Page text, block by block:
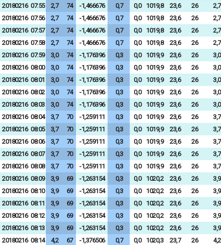
20180216 07:55 2,7 74 -1,466676 0,7 0,0 1019,8 23,6 26
2,7
20180216 07:56 2,7 74 -1,466676 0,7 0,0 1019,8 23,6 26
2,7
20180216 07:57 2,7 74 -1,466676 0,7 0,0 1019,8 23,6 26
2,7
20180216 07:58 2,7 74 -1,466676 0,7 0,0 1019,8 23,6 26
2,7
20180216 07:59 3,0 74 -1,176396 0,3 0,0 1019,9 23,6 26
3,0
20180216 08:00 3,0 74 -1,176396 0,3 0,0 1019,9 23,6 26
3,0
20180216 08:01 3,0 74 -1,176396 0,3 0,0 1019,9 23,6 26
3,0
20180216 08:02 3,0 74 -1,176396 0,3 0,0 1019,9 23,6 26
3,0
20180216 08:03 3,0 74 -1,176396 0,3 0,0 1019,9 23,6 26
3,0
20180216 08:04 3,7 70 -1,259111 0,3 0,0 1019,9 23,6 26
3,7
20180216 08:05 3,7 70 -1,259111 0,3 0,0 1019,9 23,6 26
3,7
20180216 08:06 3,7 70 -1,259111 0,3 0,0 1019,9 23,6 26
3,7
20180216 08:07 3,7 70 -1,259111 0,3 0,0 1019,9 23,6 26
3,7
20180216 08:08 3,7 70 -1,259111 0,3 0,0 1019,9 23,6 26
3,7
20180216 08:09 3,9 69 -1,263154 0,3 0,0 1020,2 23,6 26
3,9
20180216 08:10 3,9 69 -1,263154 0,3 0,0 1020,2 23,6 26
3,9
20180216 08:11 3,9 69 -1,263154 0,3 0,0 1020,2 23,6 26
3,9
20180216 08:12 3,9 69 -1,263154 0,3 0,0 1020,2 23,6 26
3,9
20180216 08:13 3,9 69 -1,263154 0,3 0,0 1020,2 23,6 26
3,9
20180216 08:14 4,2 67 -1,376506 0,7 0,0 1020,3 23,7 26
4,2